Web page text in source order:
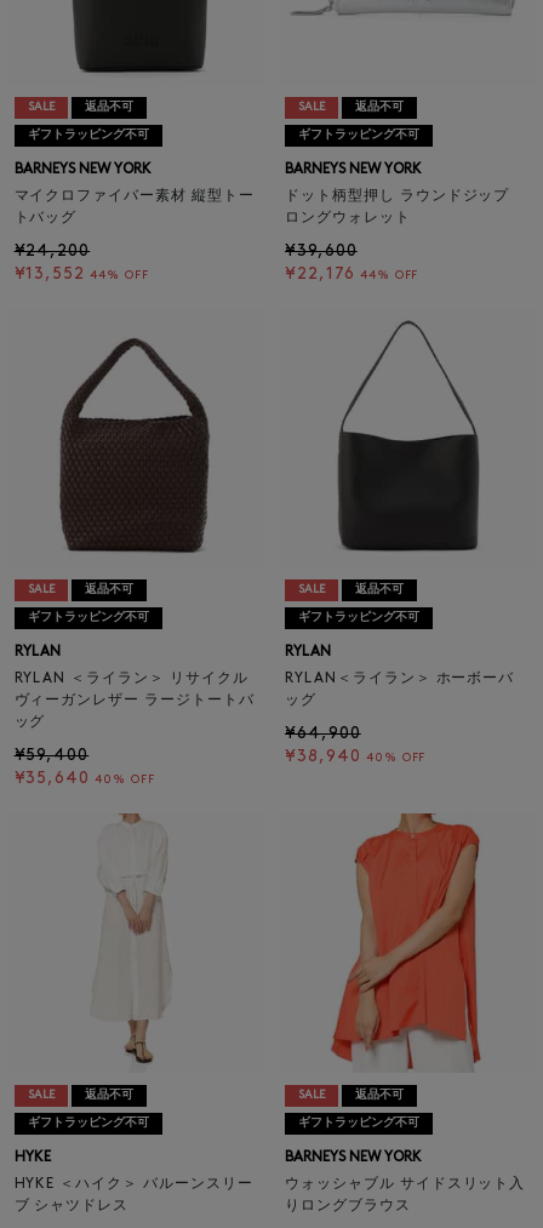
SALE 返品不可
ギフトラッピング不可
BARNEYS NEW YORK
マイクロファイバー素材 縦型トー
トバッグ
¥24,200
¥13,552 44% OFF
SALE 返品不可
ギフトラッピング不可
BARNEYS NEW YORK
ドット柄型押し ラウンドジップ
ロングウォレット
¥39,600
¥22,176 44% OFF
SALE 返品不可
ギフトラッピング不可
RYLAN
RYLAN ＜ライラン＞ リサイクル
ヴィーガンレザー ラージトートバ
ッグ
¥59,400
¥35,640 40% OFF
SALE 返品不可
ギフトラッピング不可
RYLAN
RYLAN＜ライラン＞ ホーボーバ
ッグ
¥64,900
¥38,940 40% OFF
SALE 返品不可
ギフトラッピング不可
HYKE
HYKE ＜ハイク＞ バルーンスリー
ブ シャツドレス
SALE 返品不可
ギフトラッピング不可
BARNEYS NEW YORK
ウォッシャブル サイドスリット入
りロングブラウス